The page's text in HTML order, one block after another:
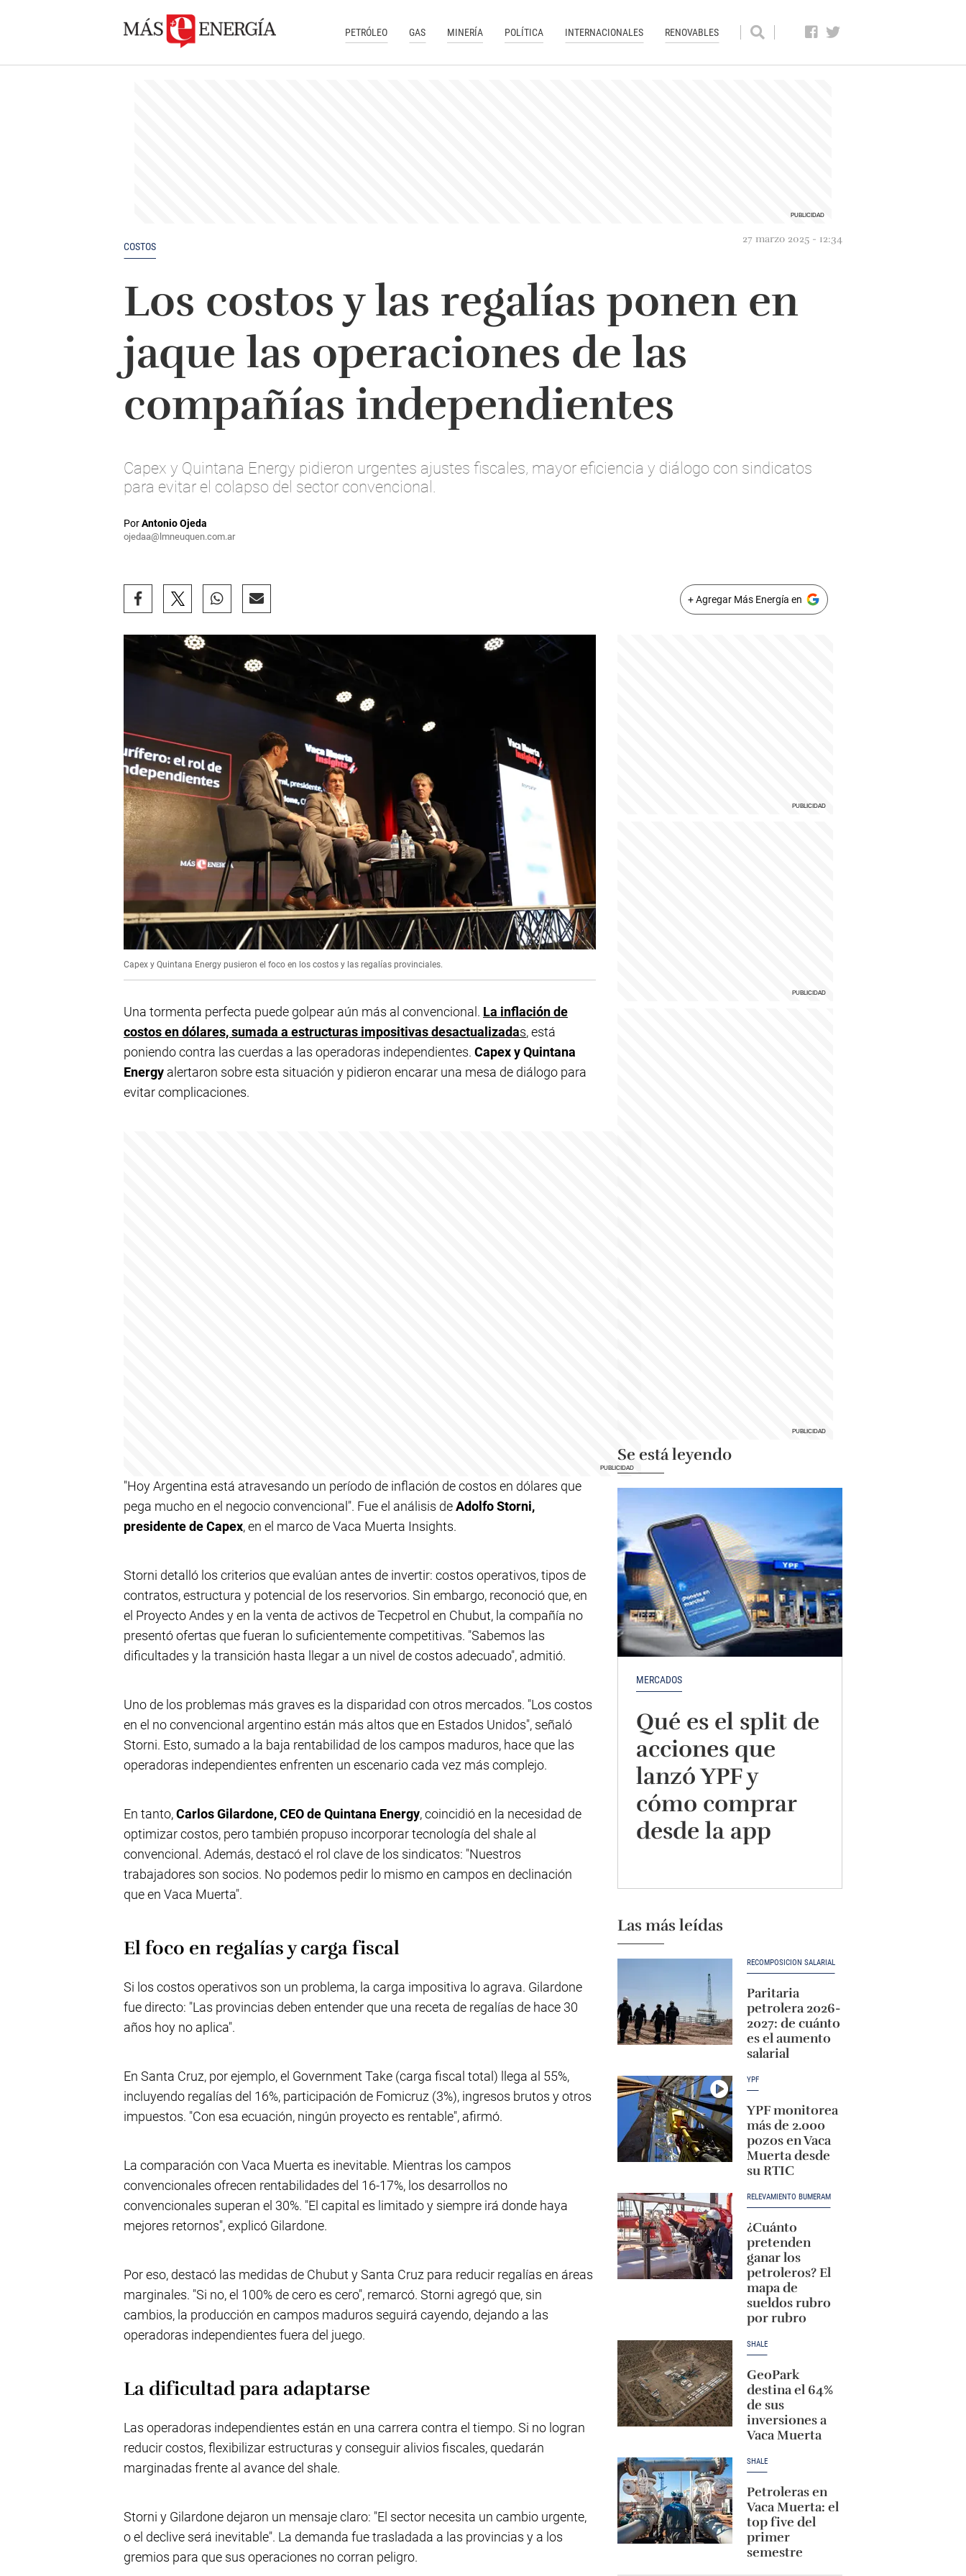
PETRÓLEO GAS MINERÍA POLÍTICA INTERNACIONALES RENOVABLES
COSTOS
27 marzo 2025 - 12:34
Los costos y las regalías ponen en
jaque las operaciones de las
compañías independientes
Capex y Quintana Energy pidieron urgentes ajustes fiscales, mayor eficiencia y diálogo con sindicatos
para evitar el colapso del sector convencional.
PorAntonio Ojeda
ojedaa@lmneuquen.com.ar
+ Agregar Más Energía en
Capex y Quintana Energy pusieron el foco en los costos y las regalías provinciales.
Una tormenta perfecta puede golpear aún más al convencional. La inflación de
costos en dólares, sumada a estructuras impositivas desactualizadas, está
poniendo contra las cuerdas a las operadoras independientes. Capex y Quintana
Energy alertaron sobre esta situación y pidieron encarar una mesa de diálogo para
evitar complicaciones.
"Hoy Argentina está atravesando un período de inflación de costos en dólares que
pega mucho en el negocio convencional". Fue el análisis deAdolfo Storni,
presidente de Capex, en el marco de Vaca Muerta Insights.
Storni detalló los criterios que evalúan antes de invertir: costos operativos, tipos de
contratos, estructura y potencial de los reservorios. Sin embargo, reconoció que, en
el Proyecto Andes y en la venta de activos de Tecpetrol en Chubut, la compañía no
presentó ofertas que fueran lo suficientemente competitivas. "Sabemos las
dificultades y la transición hasta llegar a un nivel de costos adecuado", admitió.
Uno de los problemas más graves es la disparidad con otros mercados. "Los costos
en el no convencional argentino están más altos que en Estados Unidos", señaló
Storni. Esto, sumado a la baja rentabilidad de los campos maduros, hace que las
operadoras independientes enfrenten un escenario cada vez más complejo.
En tanto,Carlos Gilardone, CEO de Quintana Energy, coincidió en la necesidad de
optimizar costos, pero también propuso incorporar tecnología del shale al
convencional. Además, destacó el rol clave de los sindicatos: "Nuestros
trabajadores son socios. No podemos pedir lo mismo en campos en declinación
que en Vaca Muerta".
El foco en regalías y carga fiscal
Si los costos operativos son un problema, la carga impositiva lo agrava. Gilardone
fue directo: "Las provincias deben entender que una receta de regalías de hace 30
años hoy no aplica".
En Santa Cruz, por ejemplo, el Government Take (carga fiscal total) llega al 55%,
incluyendo regalías del 16%, participación de Fomicruz (3%), ingresos brutos y otros
impuestos. "Con esa ecuación, ningún proyecto es rentable", afirmó.
La comparación con Vaca Muerta es inevitable. Mientras los campos
convencionales ofrecen rentabilidades del 16-17%, los desarrollos no
convencionales superan el 30%. "El capital es limitado y siempre irá donde haya
mejores retornos", explicó Gilardone.
Por eso, destacó las medidas de Chubut y Santa Cruz para reducir regalías en áreas
marginales. "Si no, el 100% de cero es cero", remarcó. Storni agregó que, sin
cambios, la producción en campos maduros seguirá cayendo, dejando a las
operadoras independientes fuera del juego.
La dificultad para adaptarse
Las operadoras independientes están en una carrera contra el tiempo. Si no logran
reducir costos, flexibilizar estructuras y conseguir alivios fiscales, quedarán
marginadas frente al avance del shale.
Storni y Gilardone dejaron un mensaje claro: "El sector necesita un cambio urgente,
o el declive será inevitable". La demanda fue trasladada a las provincias y a los
gremios para que sus operaciones no corran peligro.
Se está leyendo
MERCADOS
Qué es el split de
acciones que
lanzó YPF y
cómo comprar
desde la app
Las más leídas
RECOMPOSICIÓN SALARIAL
Paritaria
petrolera 2026-
2027: de cuánto
es el aumento
salarial
YPF
YPF monitorea
más de 2.000
pozos en Vaca
Muerta desde
su RTIC
RELEVAMIENTO BUMERAM
¿Cuánto
pretenden
ganar los
petroleros? El
mapa de
sueldos rubro
por rubro
SHALE
GeoPark
destina el 64%
de sus
inversiones a
Vaca Muerta
SHALE
Petroleras en
Vaca Muerta: el
top five del
primer
semestre